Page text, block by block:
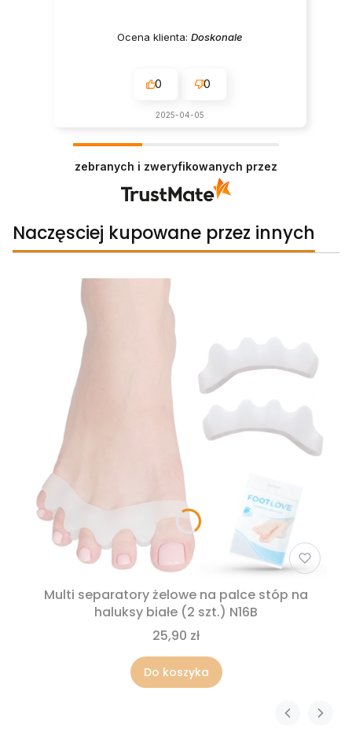
Ocena klienta: Doskonale
0 0
2025-04-05
zebranych i zweryfikowanych przez
Naczęsciej kupowane przez innych
Multi separatory żelowe na palce stóp na
haluksy białe (2 szt.) N16B
25,90 zł
Do koszyka